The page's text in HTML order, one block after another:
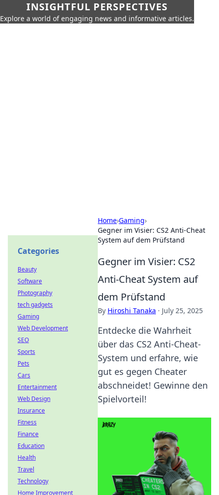
INSIGHTFUL PERSPECTIVES
Explore a world of engaging news and informative articles.
Home›Gaming›
Gegner im Visier: CS2 Anti-Cheat
System auf dem Prüfstand
Gegner im Visier: CS2
Anti-Cheat System auf
dem Prüfstand
By Hiroshi Tanaka · July 25, 2025
Entdecke die Wahrheit
über das CS2 Anti-Cheat-
System und erfahre, wie
gut es gegen Cheater
abschneidet! Gewinne den
Spielvorteil!
Categories
Beauty
Software
Photography
tech gadgets
Gaming
Web Development
SEO
Sports
Pets
Cars
Entertainment
Web Design
Insurance
Fitness
Finance
Education
Health
Travel
Technology
Home Improvement